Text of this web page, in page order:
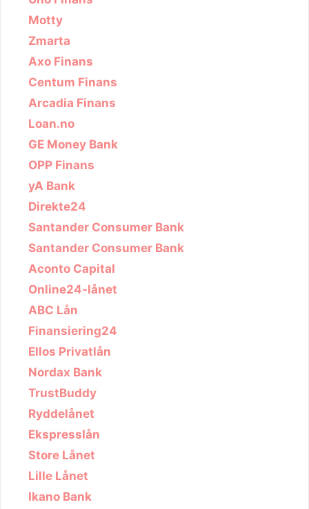
Motty
Zmarta
Axo Finans
Centum Finans
Arcadia Finans
Loan.no
GE Money Bank
OPP Finans
yA Bank
Direkte24
Santander Consumer Bank
Santander Consumer Bank
Aconto Capital
Online24-lånet
ABC Lån
Finansiering24
Ellos Privatlån
Nordax Bank
TrustBuddy
Ryddelånet
Ekspresslån
Store Lånet
Lille Lånet
Ikano Bank